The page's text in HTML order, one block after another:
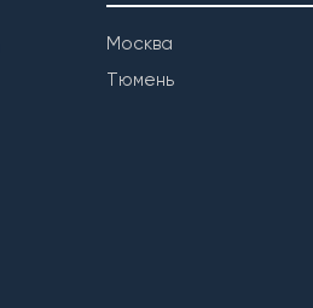
Москва
Тюмень